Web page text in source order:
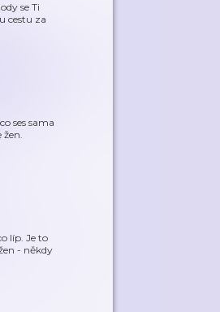
se Ti
cestu za
ses sama
žen.
líp. Je to
- někdy